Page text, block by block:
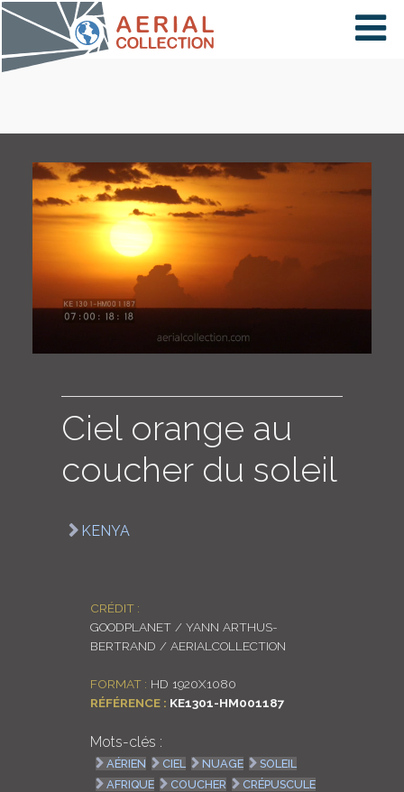
×
PAYS
COLLECTIONS
ENGLISH
Ciel orange au
coucher du soleil
KENYA
CRÉDIT :
GOODPLANET / YANN ARTHUS-
BERTRAND / AERIALCOLLECTION
FORMAT : HD 1920X1080
RÉFÉRENCE : KE1301-HM001187
Mots-clés :
AÉRIEN CIEL NUAGE
SOLEIL
AFRIQUE
COUCHER
CRÉPUSCULE